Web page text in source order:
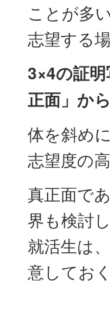
ことが多
志望する
3×4の証
正面」か
体を斜め
志望度の
真正面で
界も検討
就活生は
意してお